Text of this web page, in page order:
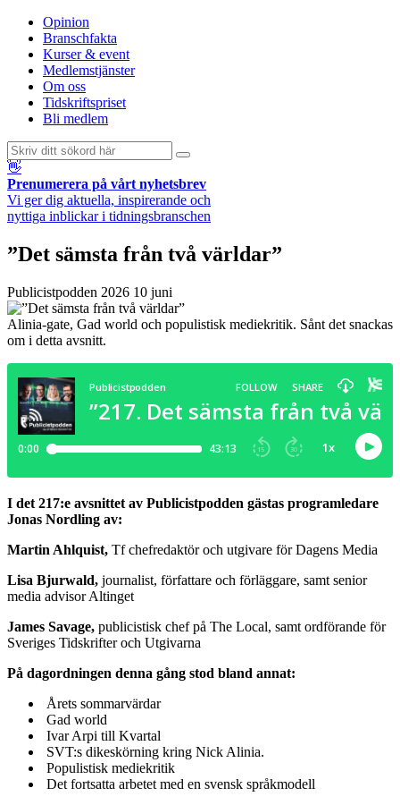
Opinion
Branschfakta
Kurser & event
Medlemstjänster
Om oss
Tidskriftspriset
Bli medlem
👋
Prenumerera på vårt nyhetsbrev
Vi ger dig aktuella, inspirerande och
nyttiga inblickar i tidningsbranschen
”Det sämsta från två världar”
Publicistpodden 2026 10 juni
Alinia-gate, Gad world och populistisk mediekritik. Sånt det snackas
om i detta avsnitt.
I det 217:e avsnittet av Publicistpodden gästas programledare
Jonas Nordling av:
Martin Ahlquist, Tf chefredaktör och utgivare för Dagens Media
Lisa Bjurwald, journalist, författare och förläggare, samt senior
media advisor Altinget
James Savage, publicistisk chef på The Local, samt ordförande för
Sveriges Tidskrifter och Utgivarna
På dagordningen denna gång stod bland annat:
Årets sommarvärdar
Gad world
Ivar Arpi till Kvartal
SVT:s dikeskörning kring Nick Alinia.
Populistisk mediekritik
Det fortsatta arbetet med en svensk språkmodell